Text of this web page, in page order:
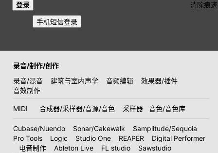
登录
清除痕迹
手机短信登录
录音/制作/创作
录音/混音
建筑与室内声学 音频编辑
效果器/插件
音效制作
MIDI 合成器/采样器/音源/音色 采样器 音色/音色库
Cubase/Nuendo Sonar/Cakewalk
Samplitude/Sequoia
Pro Tools
Logic Studio One REAPER
Digital Performer
电音制作
Ableton Live FL studio
Sawstudio